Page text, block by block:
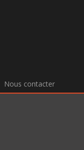
Nous contacter